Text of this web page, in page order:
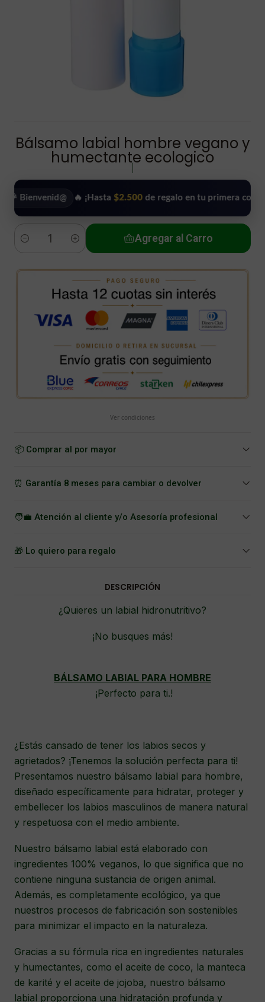
Bálsamo labial hombre vegano y
humectante ecologico
🔥 ¡Hasta$2.500de regalo en tu primera compra! •
Cantidad
Agregar al Carro
Ver condiciones
📦 Comprar al por mayor
⏰ Garantía 8 meses para cambiar o devolver
🧑‍💼 Atención al cliente y/o Asesoría profesional
🎁 Lo quiero para regalo
DESCRIPCIÓN
¿Quieres un labial hidronutritivo?
¡No busques más!
BÁLSAMO LABIAL PARA HOMBRE
¡Perfecto para ti.!
¿Estás cansado de tener los labios secos y
agrietados? ¡Tenemos la solución perfecta para ti!
Presentamos nuestro bálsamo labial para hombre,
diseñado específicamente para hidratar, proteger y
embellecer los labios masculinos de manera natural
y respetuosa con el medio ambiente.
Nuestro bálsamo labial está elaborado con
ingredientes 100% veganos, lo que significa que no
contiene ninguna sustancia de origen animal.
Además, es completamente ecológico, ya que
nuestros procesos de fabricación son sostenibles
para minimizar el impacto en la naturaleza.
Gracias a su fórmula rica en ingredientes naturales
y humectantes, como el aceite de coco, la manteca
de karité y el aceite de jojoba, nuestro bálsamo
labial proporciona una hidratación profunda y